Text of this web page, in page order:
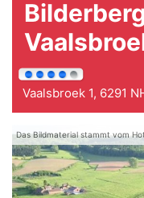
Vaalsbroek 1, 6291
Das Bildmaterial stammt vom